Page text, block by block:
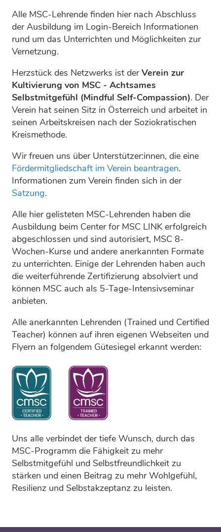
Alle MSC-Lehrende finden hier nach Abschluss
der Ausbildung im Login-Bereich Informationen
rund um das Unterrichten und Möglichkeiten zur
Vernetzung.
Herzstück des Netzwerks ist derVerein zur
Kultivierung von MSC - Achtsames
Selbstmitgefühl (Mindful Self-Compassion). Der
Verein hat seinen Sitz in Österreich und arbeitet in
seinen Arbeitskreisen nach der Soziokratischen
Kreismethode.
Wir freuen uns über Unterstützer:innen, die eine
Fördermitgliedschaft im Verein beantragen.
Informationen zum Verein finden sich in der
Satzung.
Alle hier gelisteten MSC-Lehrenden haben die
Ausbildung beim Center for MSC LINK erfolgreich
abgeschlossen und sind autorisiert, MSC 8-
Wochen-Kurse und andere anerkannten Formate
zu unterrichten. Einige der Lehrenden haben auch
die weiterführende Zertifizierung absolviert und
können MSC auch als 5-Tage-Intensivseminar
anbieten.
Alle anerkannten Lehrenden (Trained und Certified
Teacher) können auf ihren eigenen Webseiten und
Flyern an folgendem Gütesiegel erkannt werden:
Uns alle verbindet der tiefe Wunsch, durch das
MSC-Programm die Fähigkeit zu mehr
Selbstmitgefühl und Selbstfreundlichkeit zu
stärken und einen Beitrag zu mehr Wohlgefühl,
Resilienz und Selbstakzeptanz zu leisten.